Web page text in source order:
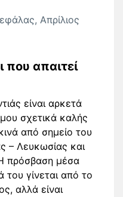
Απρίλιος
που απαιτεί
είναι αρκετά
σχετικά καλής
από σημείο του
– Λευκωσίας και
πρόσβαση μέσα
του γίνεται από το
αλλά είναι